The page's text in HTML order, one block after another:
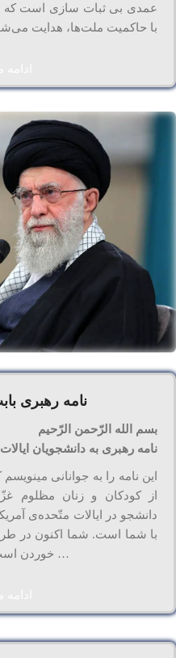
عمدی بی‌ ثبات ‌سازی است که
با حاکمیت ملت‌ها، هدایت
نامه رهبری
بسم الله الرّحمن الرّحیم
نامه رهبری به دانشجویان
این نامه را به جوانانی
از کودکان و زنان مظلوم
دانشجو در ایالات متّحده‌ی
با شما است. شما اکنون در
خوردن است ــ ایستاده‌اید. شما اکنون بخشی …